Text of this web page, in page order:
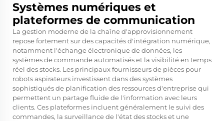
Systèmes numériques et
plateformes de communication
La gestion moderne de la chaîne d'approvisionnement
repose fortement sur des capacités d'intégration numérique,
notamment l'échange électronique de données, les
systèmes de commande automatisés et la visibilité en temps
réel des stocks. Les principaux fournisseurs de pièces pour
robots aspirateurs investissent dans des systèmes
sophistiqués de planification des ressources d'entreprise qui
permettent un partage fluide de l'information avec leurs
clients. Ces plateformes incluent généralement le suivi des
commandes, la surveillance de l'état des stocks et une